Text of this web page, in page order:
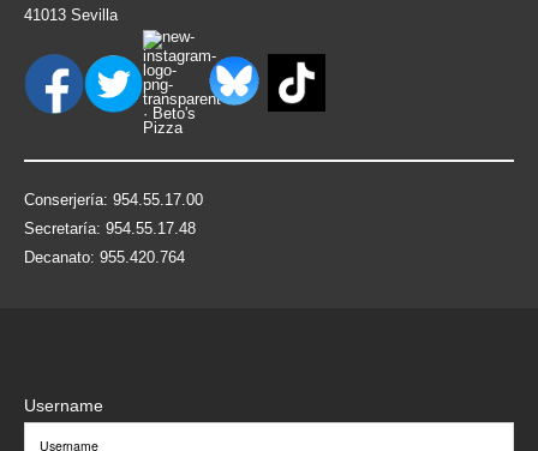
41013 Sevilla
Conserjería: 954.55.17.00
Secretaría: 954.55.17.48
Decanato: 955.420.764
Username